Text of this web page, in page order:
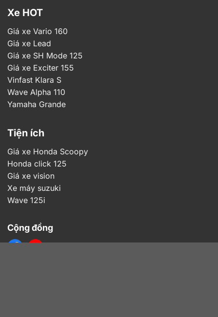
Xe HOT
Giá xe Vario 160
Giá xe Lead
Giá xe SH Mode 125
Giá xe Exciter 155
Vinfast Klara S
Wave Alpha 110
Yamaha Grande
Tiện ích
Giá xe Honda Scoopy
Honda click 125
Giá xe vision
Xe máy suzuki
Wave 125i
Cộng đồng